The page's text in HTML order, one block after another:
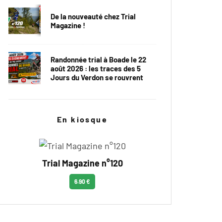
De la nouveauté chez Trial
Magazine !
Randonnée trial à Boade le 22
août 2026 : les traces des 5
Jours du Verdon se rouvrent
En kiosque
Trial Magazine n°120
6.90 €